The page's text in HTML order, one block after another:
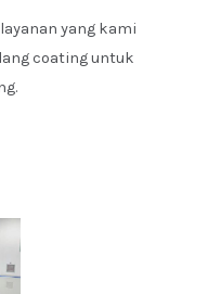
yang kami
coating untuk